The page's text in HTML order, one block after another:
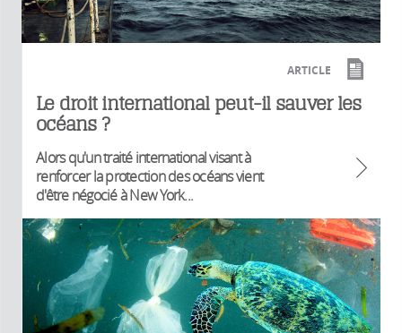
ARTICLE
Le droit international peut-il sauver les
océans ?
Alors qu'un traité international visant à
renforcer la protection des océans vient
d'être négocié à New York...